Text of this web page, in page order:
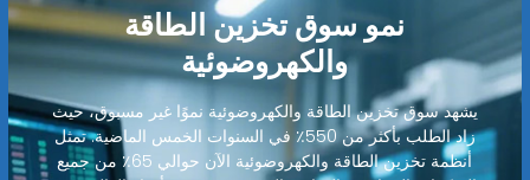
نمو سوق تخزين الطاقة
والكهروضوئية
يشهد سوق تخزين الطاقة والكهروضوئية نموًا غير مسبوق، حيث
زاد الطلب بأكثر من 550٪ في السنوات الخمس الماضية. تمثل
أنظمة تخزين الطاقة والكهروضوئية الآن حوالي 65٪ من جميع